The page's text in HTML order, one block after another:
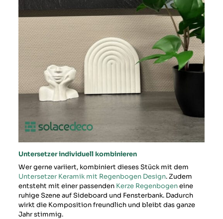
Untersetzer individuell kombinieren
Wer gerne variiert, kombiniert dieses Stück mit dem
Untersetzer Keramik mit Regenbogen Design. Zudem
entsteht mit einer passenden Kerze Regenbogeneine
ruhige Szene auf Sideboard und Fensterbank. Dadurch
wirkt die Komposition freundlich und bleibt das ganze
Jahr stimmig.